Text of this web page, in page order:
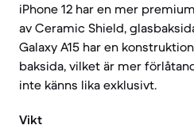
iPhone 12 har en mer
av Ceramic Shield,
Galaxy A15 har en
baksida, vilket är mer
inte känns lika exklusivt.
Vikt